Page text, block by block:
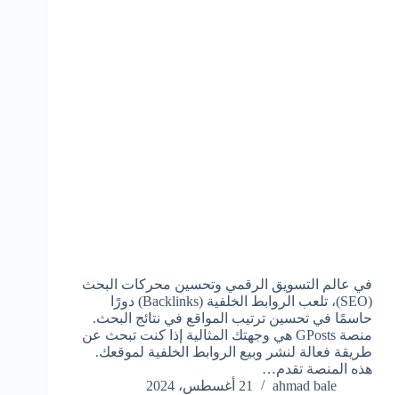
في عالم التسويق الرقمي وتحسين محركات البحث
(SEO)، تلعب الروابط الخلفية (Backlinks) دورًا
حاسمًا في تحسين ترتيب المواقع في نتائج البحث.
منصة GPosts هي وجهتك المثالية إذا كنت تبحث عن
طريقة فعالة لنشر وبيع الروابط الخلفية لموقعك.
هذه المنصة تقدم…
ahmad bale
21 أغسطس، 2024